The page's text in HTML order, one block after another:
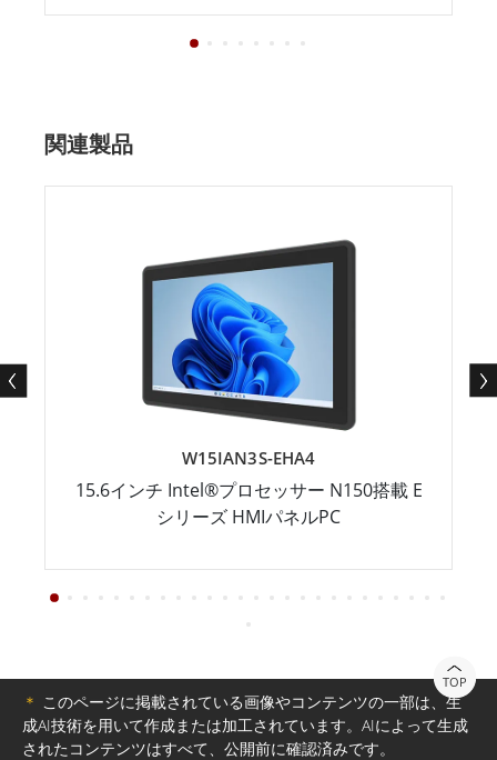
関連製品
W15IAN3S-EHA4
15.6インチ Intel®プロセッサー N150搭載 E
シリーズ HMIパネルPC
TOP
＊ このページに掲載されている画像やコンテンツの一部は、生
成AI技術を用いて作成または加工されています。AIによって生成
されたコンテンツはすべて、公開前に確認済みです。